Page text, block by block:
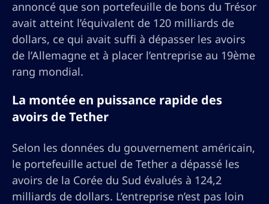
annoncé que son portefeuille de bons du Trésor
avait atteint l’équivalent de 120 milliards de
dollars, ce qui avait suffi à dépasser les avoirs
de l’Allemagne et à placer l’entreprise au 19ème
rang mondial.
La montée en puissance rapide des
avoirs de Tether
Selon les données du gouvernement américain,
le portefeuille actuel de Tether a dépassé les
avoirs de la Corée du Sud évalués à 124,2
milliards de dollars. L’entreprise n’est pas loin